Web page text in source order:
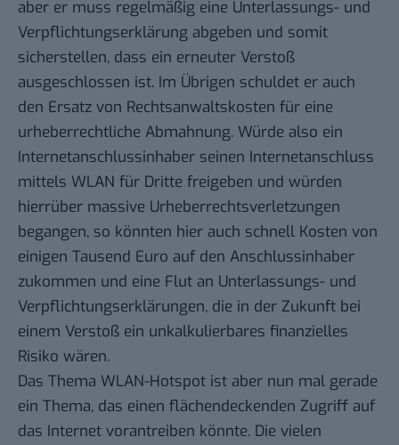
aber er muss regelmäßig eine Unterlassungs- und
Verpflichtungserklärung abgeben und somit
sicherstellen, dass ein erneuter Verstoß
ausgeschlossen ist. Im Übrigen schuldet er auch
den Ersatz von Rechtsanwaltskosten für eine
urheberrechtliche Abmahnung. Würde also ein
Internetanschlussinhaber seinen Internetanschluss
mittels WLAN für Dritte freigeben und würden
hierrüber massive Urheberrechtsverletzungen
begangen, so könnten hier auch schnell Kosten von
einigen Tausend Euro auf den Anschlussinhaber
zukommen und eine Flut an Unterlassungs- und
Verpflichtungserklärungen, die in der Zukunft bei
einem Verstoß ein unkalkulierbares finanzielles
Risiko wären.
Das Thema WLAN-Hotspot ist aber nun mal gerade
ein Thema, das einen flächendeckenden Zugriff auf
das Internet vorantreiben könnte. Die vielen